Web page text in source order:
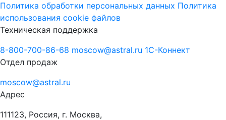
Политика обработки персональных данных Политика
использования cookie файлов
Техническая поддержка
8-800-700-86-68 moscow@astral.ru 1С-Коннект
Отдел продаж
moscow@astral.ru
Адрес
111123, Россия, г. Москва,